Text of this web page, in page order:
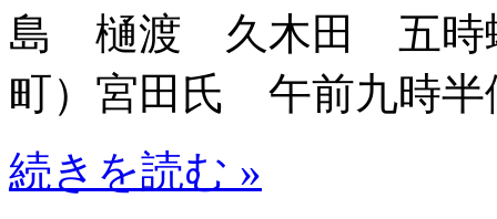
島 樋渡 久木田 五時
町）宮田氏 午前九時半
続きを読む »